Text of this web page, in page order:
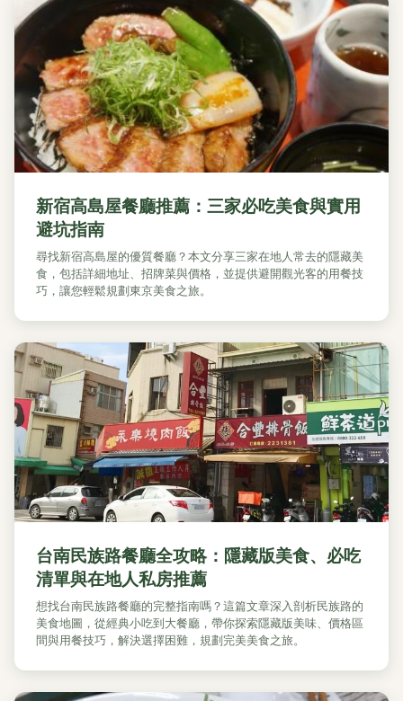
新宿高島屋餐廳推薦：三家必吃美食與實用
避坑指南
尋找新宿高島屋的優質餐廳？本文分享三家在地人常去的隱藏美
食，包括詳細地址、招牌菜與價格，並提供避開觀光客的用餐技
巧，讓您輕鬆規劃東京美食之旅。
台南民族路餐廳全攻略：隱藏版美食、必吃
清單與在地人私房推薦
想找台南民族路餐廳的完整指南嗎？這篇文章深入剖析民族路的
美食地圖，從經典小吃到大餐廳，帶你探索隱藏版美味、價格區
間與用餐技巧，解決選擇困難，規劃完美美食之旅。